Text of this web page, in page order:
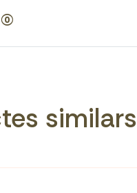
similars